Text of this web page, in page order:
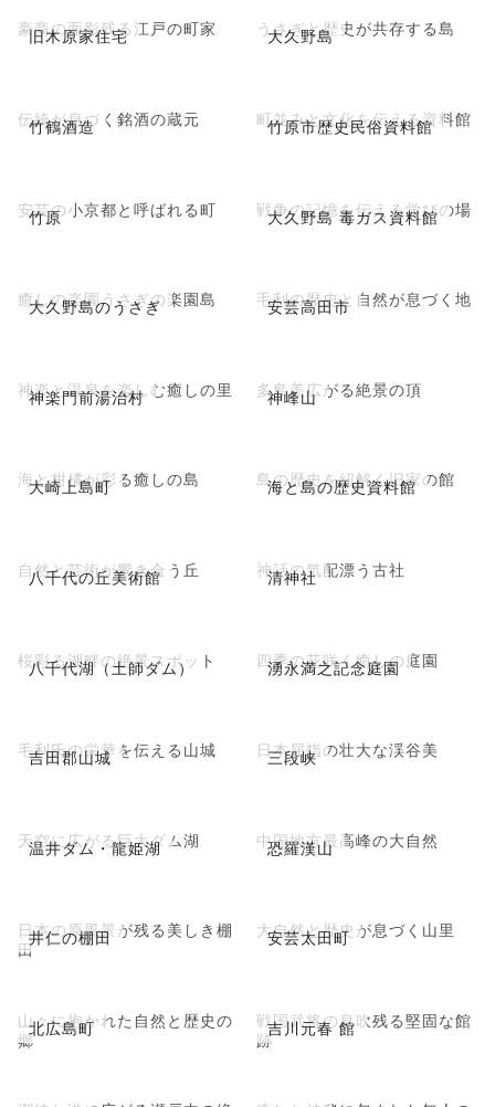
旧木原家住宅
豪商の面影残る江戸の町家 大久野島
うさぎと歴史が共存する島
竹鶴酒造
伝統が息づく銘酒の蔵元 竹原市歴史民俗資料館
町並みと文化を伝える資料館
竹原
安芸の小京都と呼ばれる町 大久野島 毒ガス資料館
戦争の記憶を伝える学びの場
大久野島のうさぎ
癒しの楽園うさぎの楽園島 安芸高田市
毛利の歴史と自然が息づく地
神楽門前湯治村
神楽と温泉を楽しむ癒しの里 神峰山
多島美広がる絶景の頂
大崎上島町
海と柑橘が彩る癒しの島 海と島の歴史資料館
島の歴史を紐解く旧家の館
八千代の丘美術館
自然と芸術が響き合う丘 清神社
神話の気配漂う古社
八千代湖（土師ダム）
桜彩る湖畔の絶景スポット 湧永満之記念庭園
四季の花咲く癒しの庭園
吉田郡山城
毛利氏の栄華を伝える山城 三段峡
日本屈指の壮大な渓谷美
温井ダム・龍姫湖
天空に広がる巨大ダム湖 恐羅漢山
中国地方最高峰の大自然
井仁の棚田
日本の原風景が残る美しき棚
田
安芸太田町
大自然と歴史が息づく山里
北広島町
山々に抱かれた自然と歴史の
郷
吉川元春 館
戦国武将の息吹残る堅固な館
跡